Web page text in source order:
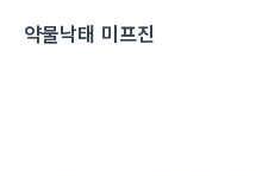
약물낙태 미프진